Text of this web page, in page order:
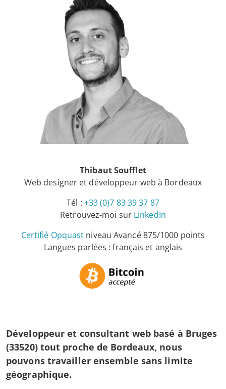
Thibaut Soufflet
Web designer et développeur web à Bordeaux
Tél : +33 (0)7 83 39 37 87
Retrouvez-moi sur LinkedIn
Certifié Opquast niveau Avancé 875/1000 points
Langues parlées : français et anglais
Développeur et consultant web basé à Bruges
(33520) tout proche de Bordeaux, nous
pouvons travailler ensemble sans limite
géographique.